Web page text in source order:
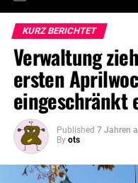
KURZ BERICHTET
Verwaltung
ersten
eingeschränkt
Published 7 Jahren
By ots